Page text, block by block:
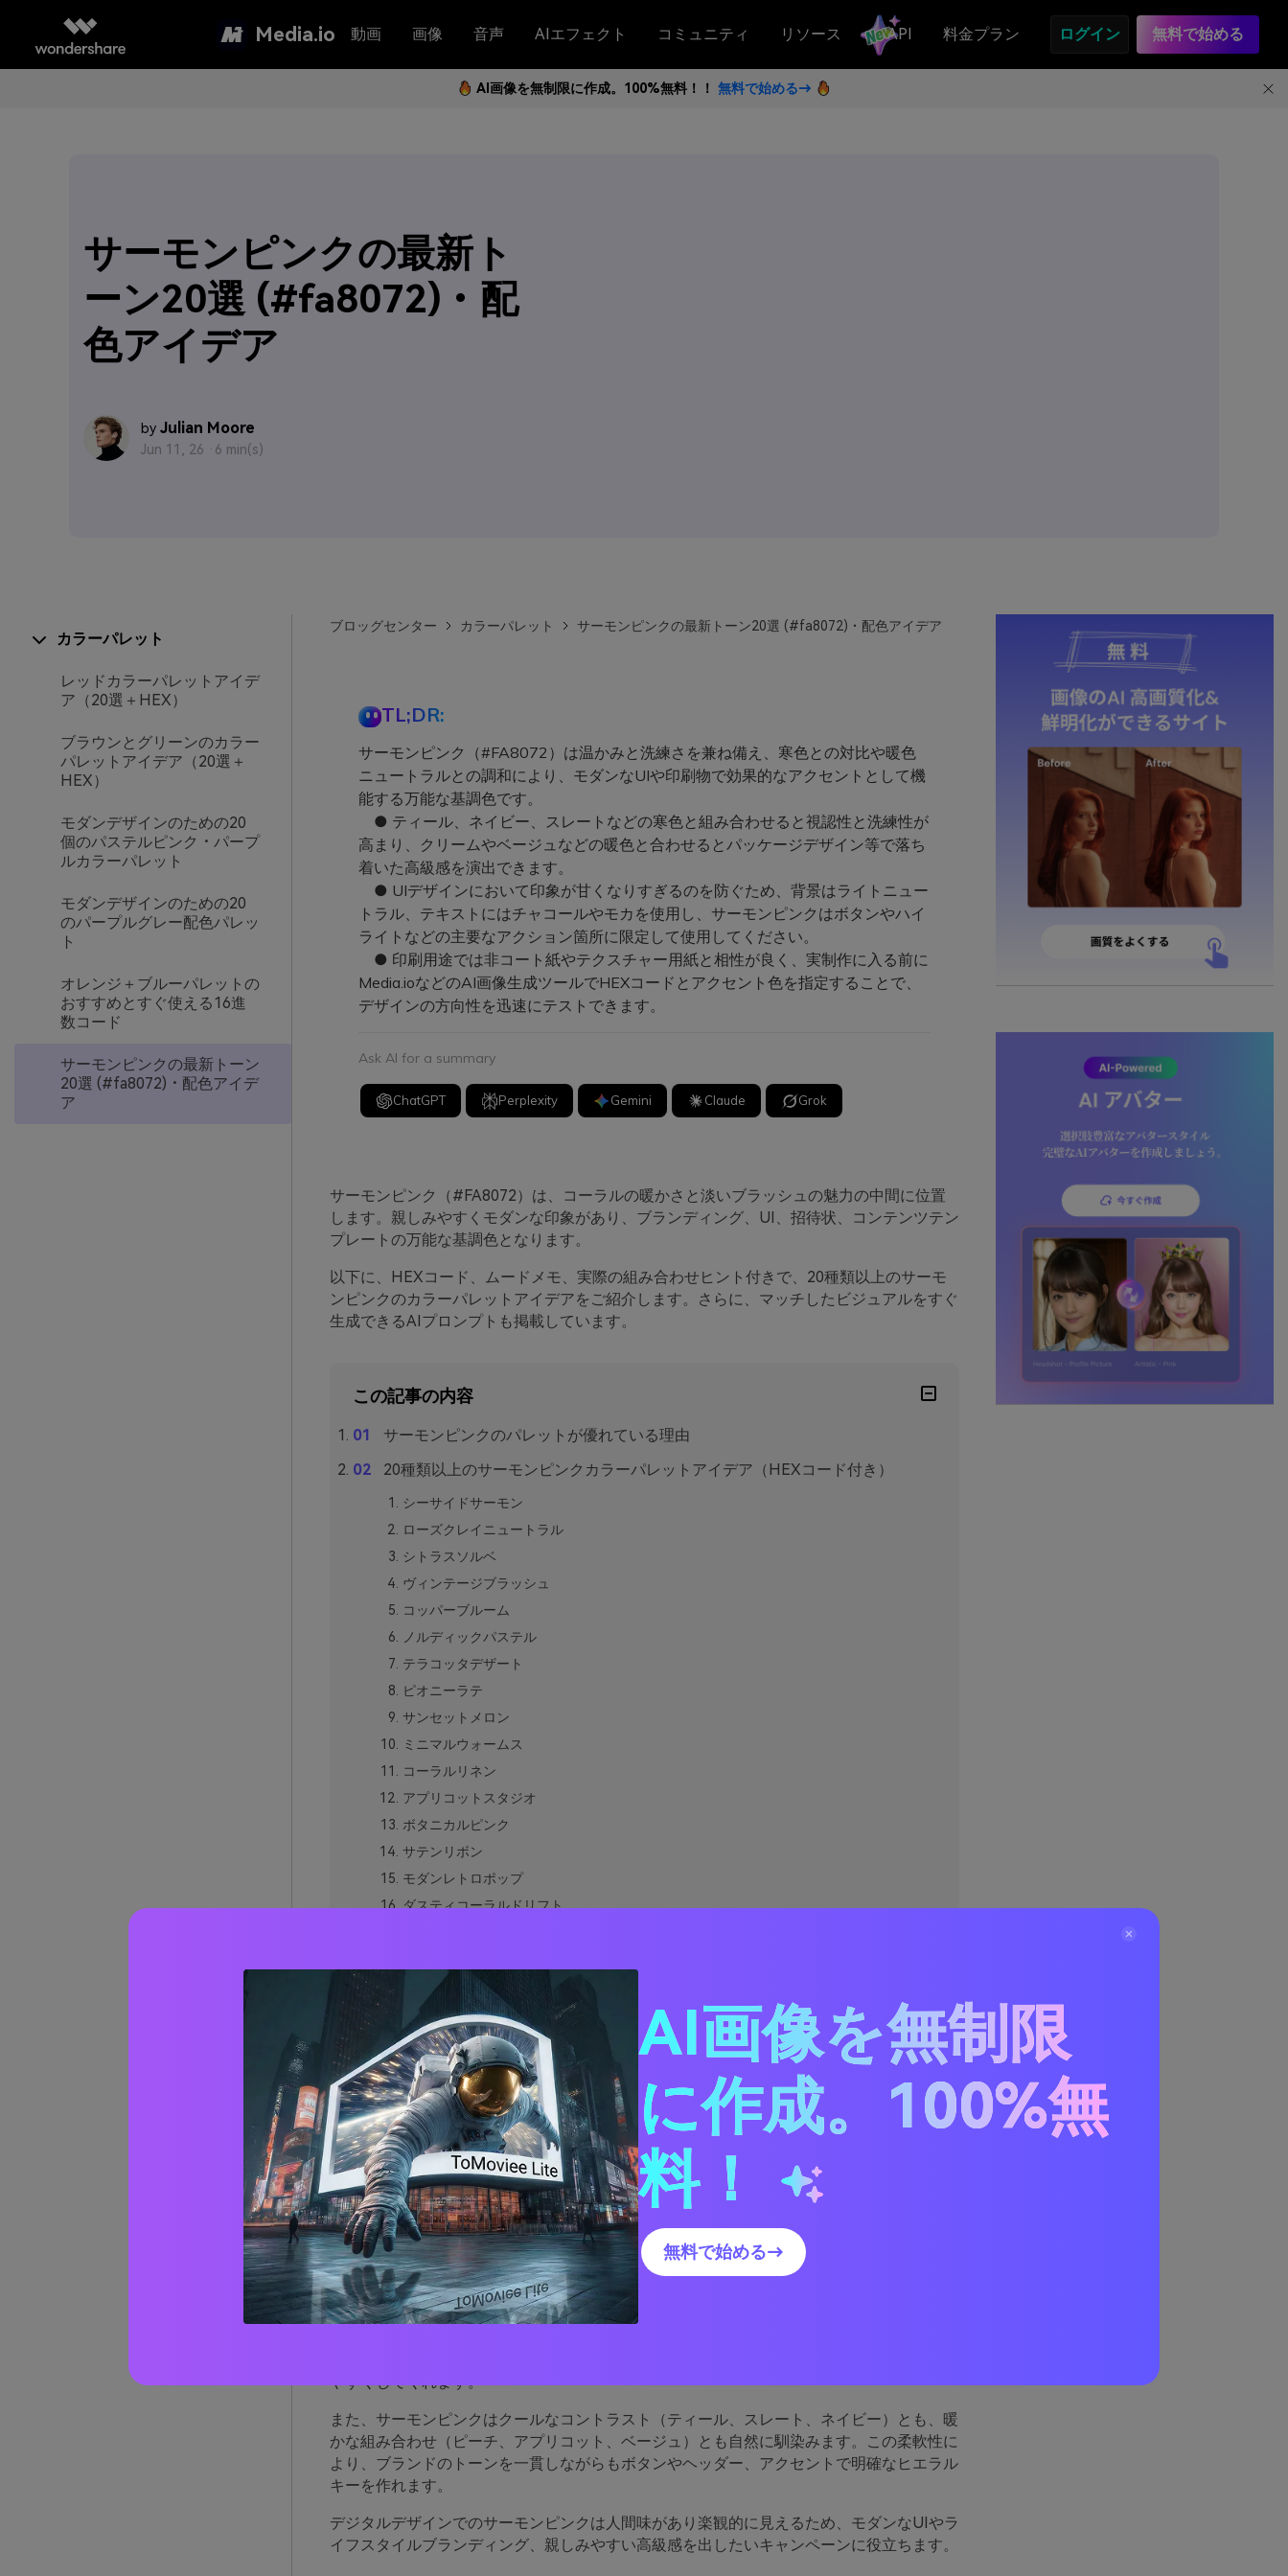
Media.io 動画 画像 音声 AIエフェクト コミュニティ リソース API 料金プラン ログイン 無料で始める
AI画像を無制限に作成。100%無料！！ 無料で始める→
サーモンピンクの最新ト
ーン20選 (#fa8072)・配
色アイデア
by Julian Moore
Jun 11, 26 · 6 min(s)
カラーパレット
レッドカラーパレットアイデ
ア（20選＋HEX）
ブラウンとグリーンのカラー
パレットアイデア（20選＋
HEX）
モダンデザインのための20
個のパステルピンク・パープ
ルカラーパレット
モダンデザインのための20
のパープルグレー配色パレッ
ト
オレンジ＋ブルーパレットの
おすすめとすぐ使える16進
数コード
サーモンピンクの最新トーン
20選 (#fa8072)・配色アイデ
ア
ブロッグセンター カラーパレット サーモンピンクの最新トーン20選 (#fa8072)・配色アイデア
TL;DR:
サーモンピンク（#FA8072）は温かみと洗練さを兼ね備え、寒色との対比や暖色
ニュートラルとの調和により、モダンなUIや印刷物で効果的なアクセントとして機
能する万能な基調色です。
● ティール、ネイビー、スレートなどの寒色と組み合わせると視認性と洗練性が
高まり、クリームやベージュなどの暖色と合わせるとパッケージデザイン等で落ち
着いた高級感を演出できます。
● UIデザインにおいて印象が甘くなりすぎるのを防ぐため、背景はライトニュー
トラル、テキストにはチャコールやモカを使用し、サーモンピンクはボタンやハイ
ライトなどの主要なアクション箇所に限定して使用してください。
● 印刷用途では非コート紙やテクスチャー用紙と相性が良く、実制作に入る前に
Media.ioなどのAI画像生成ツールでHEXコードとアクセント色を指定することで、
デザインの方向性を迅速にテストできます。
Ask AI for a summary
ChatGPT Perplexity Gemini Claude Grok
サーモンピンク（#FA8072）は、コーラルの暖かさと淡いブラッシュの魅力の中間に位置
します。親しみやすくモダンな印象があり、ブランディング、UI、招待状、コンテンツテン
プレートの万能な基調色となります。
以下に、HEXコード、ムードメモ、実際の組み合わせヒント付きで、20種類以上のサーモ
ンピンクのカラーパレットアイデアをご紹介します。さらに、マッチしたビジュアルをすぐ
生成できるAIプロンプトも掲載しています。
この記事の内容
サーモンピンクのパレットが優れている理由
20種類以上のサーモンピンクカラーパレットアイデア（HEXコード付き）
シーサイドサーモン
ローズクレイニュートラル
シトラスソルベ
ヴィンテージブラッシュ
コッパーブルーム
ノルディックパステル
テラコッタデザート
ピオニーラテ
サンセットメロン
ミニマルウォームス
コーラルリネン
アプリコットスタジオ
ボタニカルピンク
サテンリボン
モダンレトロポップ
ダスティコーラルドリフト
オータムサーモン
ウェディングウィスパー
シティコーラルコントラスト
サーモンピンクに合う色は？
サーモンピンクカラーパレットの実際のデザインでの使い方
AIでサーモンピンクパレットのビジュアルを作成する
サーモンピンクのパレットが優れてい
る理由
やすくしてくれます。
また、サーモンピンクはクールなコントラスト（ティール、スレート、ネイビー）とも、暖
かな組み合わせ（ピーチ、アプリコット、ベージュ）とも自然に馴染みます。この柔軟性に
より、ブランドのトーンを一貫しながらもボタンやヘッダー、アクセントで明確なヒエラル
キーを作れます。
デジタルデザインでのサーモンピンクは人間味があり楽観的に見えるため、モダンなUIやラ
イフスタイルブランディング、親しみやすい高級感を出したいキャンペーンに役立ちます。
AI画像を無制限
に作成。100%無
料！
無料で始める→